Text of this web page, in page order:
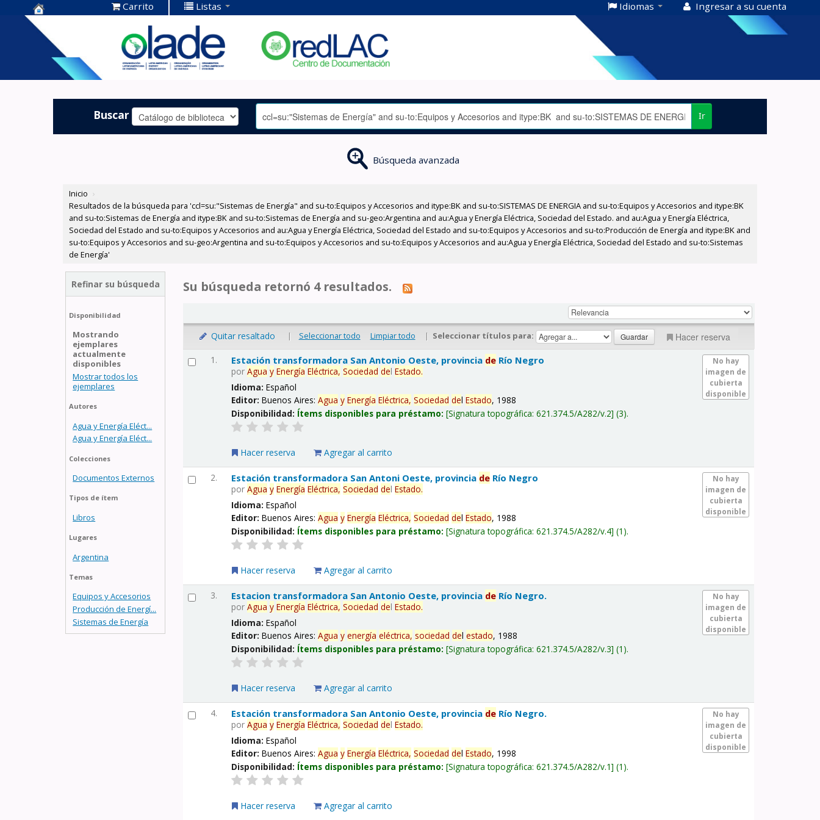
Centro de
Documentación
OLADE -
Carrito Listas Idiomas Ingresar a su cuenta
Buscar Ir
Búsqueda avanzada
Inicio ›
Resultados de la búsqueda para 'ccl=su:"Sistemas de Energía" and su-to:Equipos y Accesorios and itype:BK and su-to:SISTEMAS DE ENERGIA and su-to:Equipos y Accesorios and itype:BK
and su-to:Sistemas de Energía and itype:BK and su-to:Sistemas de Energía and su-geo:Argentina and au:Agua y Energía Eléctrica, Sociedad del Estado. and au:Agua y Energía Eléctrica,
Sociedad del Estado and su-to:Equipos y Accesorios and au:Agua y Energía Eléctrica, Sociedad del Estado and su-to:Equipos y Accesorios and su-to:Producción de Energía and itype:BK and
su-to:Equipos y Accesorios and su-geo:Argentina and su-to:Equipos y Accesorios and su-to:Equipos y Accesorios and au:Agua y Energía Eléctrica, Sociedad del Estado and su-to:Sistemas
de Energía'
Refinar su búsqueda
Disponibilidad
Mostrando
ejemplares
actualmente
disponibles
Mostrar todos los
ejemplares
Autores
Agua y Energía Eléct...
Agua y Energía Eléct...
Colecciones
Documentos Externos
Tipos de ítem
Libros
Lugares
Argentina
Temas
Equipos y Accesorios
Producción de Energí...
Sistemas de Energía
Su búsqueda retornó 4 resultados.
Quitar resaltado | Seleccionar todo Limpiar todo | Seleccionar títulos para: Hacer reserva
1.
No hay
imagen de
cubierta
disponible
Estación transformadora San Antonio Oeste, provincia de Río Negro
porAgua y Energía Eléctrica, Sociedad delEstado.
Idioma:Español
Editor:Buenos Aires:Agua y Energía Eléctrica, Sociedad delEstado, 1988
Disponibilidad: Ítems disponibles para préstamo: Signatura topográfica:621.374.5/A282/v.2 (3).
Hacer reserva Agregar al carrito
2.
No hay
imagen de
cubierta
disponible
Estación transformadora San Antoni Oeste, provincia de Río Negro
porAgua y Energía Eléctrica, Sociedad delEstado.
Idioma:Español
Editor:Buenos Aires:Agua y Energía Eléctrica, Sociedad delEstado, 1988
Disponibilidad: Ítems disponibles para préstamo: Signatura topográfica:621.374.5/A282/v.4 (1).
Hacer reserva Agregar al carrito
3.
No hay
imagen de
cubierta
disponible
Estacion transformadora San Antonio Oeste, provincia de Río Negro.
porAgua y Energía Eléctrica, Sociedad delEstado.
Idioma:Español
Editor:Buenos Aires:Agua y energía eléctrica, sociedad delestado, 1988
Disponibilidad: Ítems disponibles para préstamo: Signatura topográfica:621.374.5/A282/v.3 (1).
Hacer reserva Agregar al carrito
4.
No hay
imagen de
cubierta
disponible
Estación transformadora San Antonio Oeste, provincia de Río Negro.
porAgua y Energía Eléctrica, Sociedad delEstado.
Idioma:Español
Editor:Buenos Aires:Agua y Energía Eléctrica, Sociedad delEstado, 1998
Disponibilidad: Ítems disponibles para préstamo: Signatura topográfica:621.374.5/A282/v.1 (1).
Hacer reserva Agregar al carrito